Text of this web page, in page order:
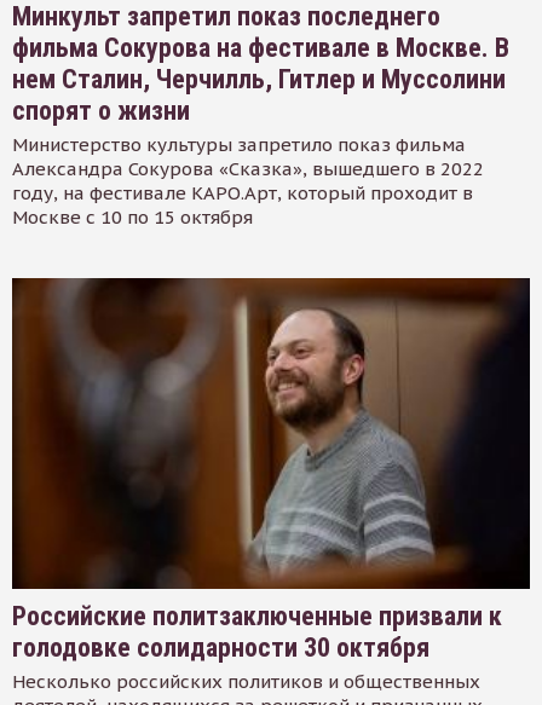
Минкульт запретил показ последнего
фильма Сокурова на фестивале в Москве. В
нем Сталин, Черчилль, Гитлер и Муссолини
спорят о жизни
Министерство культуры запретило показ фильма
Александра Сокурова «Сказка», вышедшего в 2022
году, на фестивале КАРО.Арт, который проходит в
Москве с 10 по 15 октября
Российские политзаключенные призвали к
голодовке солидарности 30 октября
Несколько российских политиков и общественных